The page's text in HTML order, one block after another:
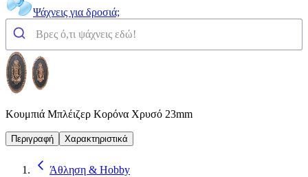
Ψάχνεις για δροσιά;
Κουμπιά Μπλέιζερ Κορόνα Χρυσό 23mm
Περιγραφή Χαρακτηριστικά
Άθληση & Hobby